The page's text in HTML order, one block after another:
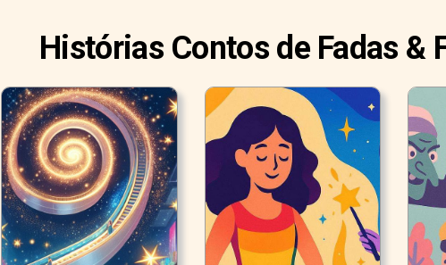
Histórias Contos de Fadas &